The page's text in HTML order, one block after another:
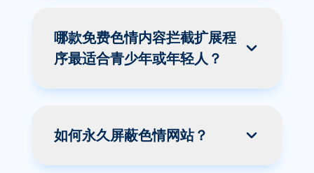
哪款免费色情内容拦截扩展程
序最适合青少年或年轻人？
如何永久屏蔽色情网站？